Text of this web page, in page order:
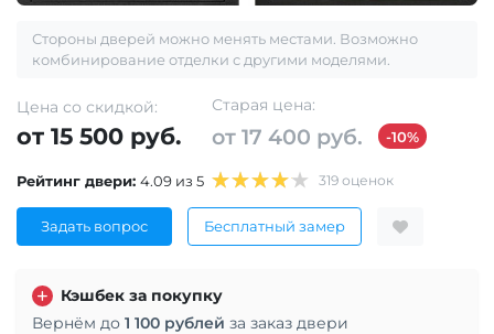
Стороны дверей можно менять местами. Возможно
комбинирование отделки с другими моделями.
Цена со скидкой:
от 15 500 руб.
Старая цена:
от 17 400 руб. -10%
Рейтинг двери: 4.09 из 5 319 оценок
Задать вопрос Бесплатный замер
Кэшбек за покупку
Вернём до 1 100 рублей за заказ двери